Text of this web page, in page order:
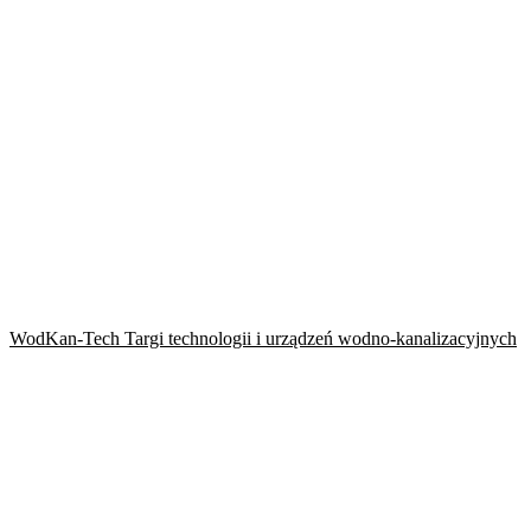
WodKan-Tech Targi technologii i urządzeń wodno-kanalizacyjnych